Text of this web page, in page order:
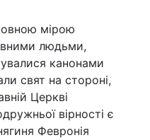
мірою
людьми,
канонами
свят на стороні,
Церкві
вірності є
Февронія